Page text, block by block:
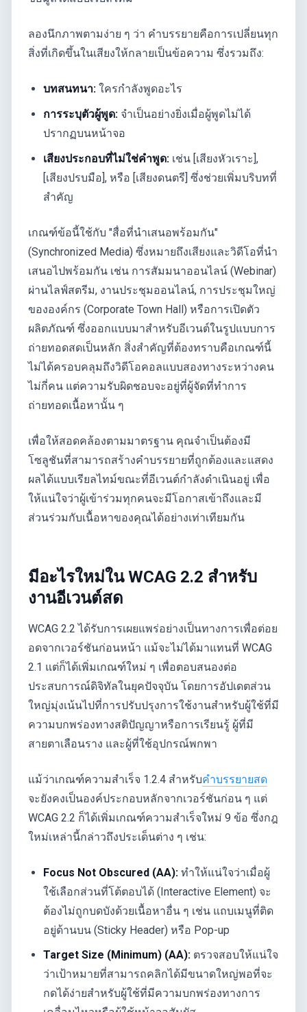
ลองนึกภาพตามง่าย ๆ ว่า คำบรรยายคือการเปลี่ยนทุก
สิ่งที่เกิดขึ้นในเสียงให้กลายเป็นข้อความ ซึ่งรวมถึง:
บทสนทนา: ใครกำลังพูดอะไร
การระบุตัวผู้พูด: จำเป็นอย่างยิ่งเมื่อผู้พูดไม่ได้
ปรากฏบนหน้าจอ
เสียงประกอบที่ไม่ใช่คำพูด: เช่น [เสียงหัวเราะ],
[เสียงปรบมือ], หรือ [เสียงดนตรี] ซึ่งช่วยเพิ่มบริบทที่
สำคัญ
เกณฑ์ข้อนี้ใช้กับ "สื่อที่นำเสนอพร้อมกัน"
(Synchronized Media) ซึ่งหมายถึงเสียงและวิดีโอที่นำ
เสนอไปพร้อมกัน เช่น การสัมมนาออนไลน์ (Webinar)
ผ่านไลฟ์สตรีม, งานประชุมออนไลน์, การประชุมใหญ่
ขององค์กร (Corporate Town Hall) หรือการเปิดตัว
ผลิตภัณฑ์ ซึ่งออกแบบมาสำหรับอีเวนต์ในรูปแบบการ
ถ่ายทอดสดเป็นหลัก สิ่งสำคัญที่ต้องทราบคือเกณฑ์นี้
ไม่ได้ครอบคลุมถึงวิดีโอคอลแบบสองทางระหว่างคน
ไม่กี่คน แต่ความรับผิดชอบจะอยู่ที่ผู้จัดที่ทำการ
ถ่ายทอดเนื้อหานั้น ๆ
เพื่อให้สอดคล้องตามมาตรฐาน คุณจำเป็นต้องมี
โซลูชันที่สามารถสร้างคำบรรยายที่ถูกต้องและแสดง
ผลได้แบบเรียลไทม์ขณะที่อีเวนต์กำลังดำเนินอยู่ เพื่อ
ให้แน่ใจว่าผู้เข้าร่วมทุกคนจะมีโอกาสเข้าถึงและมี
ส่วนร่วมกับเนื้อหาของคุณได้อย่างเท่าเทียมกัน
มีอะไรใหม่ใน WCAG 2.2 สำหรับ
งานอีเวนต์สด
WCAG 2.2 ได้รับการเผยแพร่อย่างเป็นทางการเพื่อต่อย
อดจากเวอร์ชันก่อนหน้า แม้จะไม่ได้มาแทนที่ WCAG
2.1 แต่ก็ได้เพิ่มเกณฑ์ใหม่ ๆ เพื่อตอบสนองต่อ
ประสบการณ์ดิจิทัลในยุคปัจจุบัน โดยการอัปเดตส่วน
ใหญ่มุ่งเน้นไปที่การปรับปรุงการใช้งานสำหรับผู้ใช้ที่มี
ความบกพร่องทางสติปัญญาหรือการเรียนรู้ ผู้ที่มี
สายตาเลือนราง และผู้ที่ใช้อุปกรณ์พกพา
แม้ว่าเกณฑ์ความสำเร็จ 1.2.4 สำหรับคำบรรยายสด
จะยังคงเป็นองค์ประกอบหลักจากเวอร์ชันก่อน ๆ แต่
WCAG 2.2 ก็ได้เพิ่มเกณฑ์ความสำเร็จใหม่ 9 ข้อ ซึ่งกฎ
ใหม่เหล่านี้กล่าวถึงประเด็นต่าง ๆ เช่น:
Focus Not Obscured (AA): ทำให้แน่ใจว่าเมื่อผู้
ใช้เลือกส่วนที่โต้ตอบได้ (Interactive Element) จะ
ต้องไม่ถูกบดบังด้วยเนื้อหาอื่น ๆ เช่น แถบเมนูที่ติด
อยู่ด้านบน (Sticky Header) หรือ Pop-up
Target Size (Minimum) (AA): ตรวจสอบให้แน่ใจ
ว่าเป้าหมายที่สามารถคลิกได้มีขนาดใหญ่พอที่จะ
กดได้ง่ายสำหรับผู้ใช้ที่มีความบกพร่องทางการ